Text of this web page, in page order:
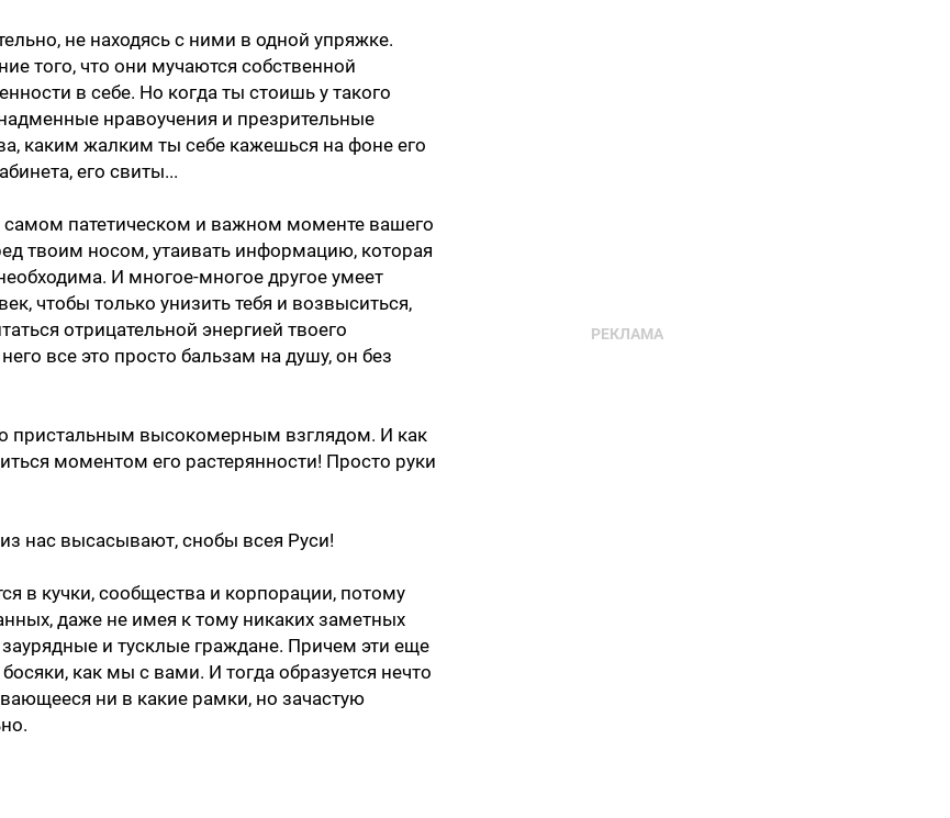
не находясь с ними в одной упряжке.
того, что они мучаются собственной
в себе. Но когда ты стоишь у такого
нравоучения и презрительные
каким жалким ты себе кажешься на фоне его
его свиты...
самом патетическом и важном моменте вашего
твоим носом, утаивать информацию, которая
И многое-многое другое умеет
чтобы только унизить тебя и возвыситься,
отрицательной энергией твоего
все это просто бальзам на душу, он без
пристальным высокомерным взглядом. И как
моментом его растерянности! Просто руки
нас высасывают, снобы всея Руси!
в кучки, сообщества и корпорации, потому
даже не имея к тому никаких заметных
и тусклые граждане. Причем эти еще
как мы с вами. И тогда образуется нечто
ни в какие рамки, но зачастую